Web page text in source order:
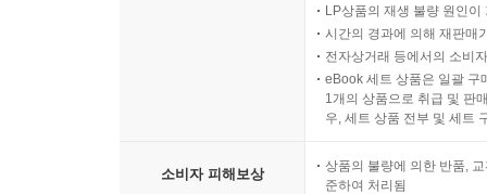
LP상품의 재생 불량 원인
시간의 경과에 의해 재판매
전자상거래 등에서의 소비
eBook 세트 상품은 일괄 구
1개의 상품으로 취급 및 판
우, 세트 상품 전부 및 세트
소비자 피해보상
상품의 불량에 의한 반품,
준하여 처리됨